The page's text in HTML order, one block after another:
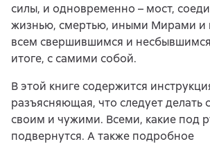
силы, и одновременно – мост,
жизнью, смертью, иными Мирами и
всем свершившимся и
итоге, с самими собой.
В этой книге содержится
разъясняющая, что следует делать
своим и чужими. Всеми, какие под
подвернутся. А также подробное